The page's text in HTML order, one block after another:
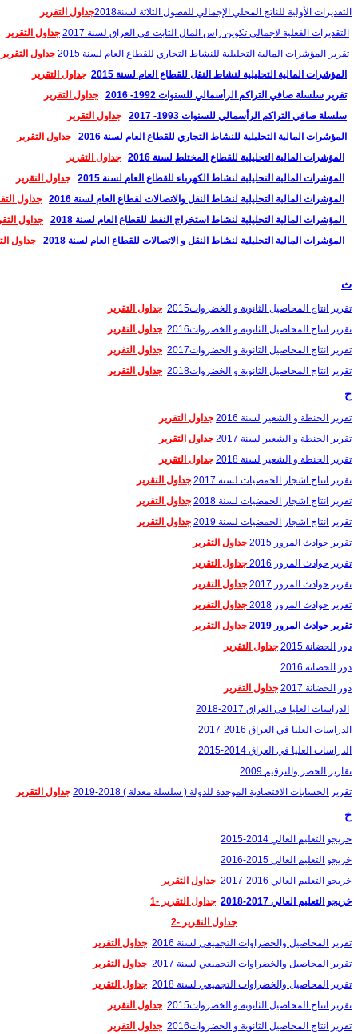
التقديرات الأولية للناتج المحلي الإجمالي للفصول الثلاثة لسنة2018
جداول التقرير
التقديرات الفعلية لاجمالي تكوين راس المال الثابت في العراق لسنة 2017
جداول التقرير
تقرير المؤشرات المالية التحليلية للنشاط التجاري للقطاع العام لسنة 2015
جداول التقرير
المؤشرات المالية التحليلية لنشاط النقل للقطاع العام لسنة 2015
جداول التقرير
تقرير سلسلة صافي التراكم الرأسمالي للسنوات 1992- 2016
جداول التقرير
سلسلة صافي التراكم الرأسمالي للسنوات 1993- 2017
جداول التقرير
المؤشرات المالية التحليلية للنشاط التجاري للقطاع العام لسنة 2016
جداول التقرير
المؤشرات المالية التحليلية للقطاع المختلط لسنة 2016
جداول التقرير
المؤشرات المالية التحليلية لنشاط الكهرباء للقطاع العام لسنة 2015
جداول التقرير
المؤشرات المالیة التحلیلیة لنشاط النقل والاتصالات لقطاع العام لسنة 2016
جداول
المؤشرات المالية التحليلية لنشاط استخراج النفط للقطاع العام لسنة 2018
جداول
المؤشرات المالية التحليلية لنشاط النقل و الاتصالات للقطاع العام لسنة 2018
جداول
ث
تقرير انتاج المحاصيل الثانوية و الخضروات2015
جداول التقرير
تقرير انتاج المحاصيل الثانوية و الخضروات2016
جداول التقرير
تقرير انتاج المحاصيل الثانوية و الخضروات2017
جداول التقرير
تقرير انتاج المحاصيل الثانوية و الخضروات2018
جداول التقرير
ح
تقرير الحنطة و الشعير لسنة 2016
جداول التقرير
تقرير الحنطة و الشعير لسنة 2017
جداول التقرير
تقرير الحنطة و الشعير لسنة 2018
جداول التقرير
تقرير انتاج اشجار الحمضيات لسنة 2017
جداول التقرير
تقرير انتاج اشجار الحمضيات لسنة 2018
جداول التقرير
تقرير انتاج اشجار الحمضيات لسنة 2019
جداول التقرير
تقرير حوادث المرور 2015
جداول التقرير
تقرير حوادث المرور 2016
جداول التقرير
تقرير حوادث المرور 2017
جداول التقرير
تقرير حوادث المرور 2018
جداول التقرير
تقرير حوادث المرور 2019
جداول التقرير
دور الحضانة 2015
جداول التقرير
دور الحضانة 2016
دور الحضانة 2017
جداول التقرير
الدراسات العليا في العراق 2017-2018
الدراسات العليا في العراق 2016-2017
الدراسات العليا في العراق 2014-2015
تقارير الحصر والترقيم 2009
تقرير الحسابات الاقتصادية الموحدة للدولة ( سلسلة معدلة ) 2018-2019
جداول التقرير
خ
خريجو التعليم العالي 2014-2015
خريجو التعليم العالي 2015-2016
خريجو التعليم العالي 2016-2017
جداول التقرير
خريجو التعليم العالي 2017-2018
جداول التقرير -1
جداول التقرير -2
تقرير المحاصيل والخضراوات التجميعي لسنة 2016
جداول التقرير
تقرير المحاصيل والخضراوات التجميعي لسنة 2017
جداول التقرير
تقرير المحاصيل والخضراوات التجميعي لسنة 2018
جداول التقرير
تقرير انتاج المحاصيل الثانوية و الخضروات2015
جداول التقرير
تقرير انتاج المحاصيل الثانوية و الخضروات2016
جداول التقرير